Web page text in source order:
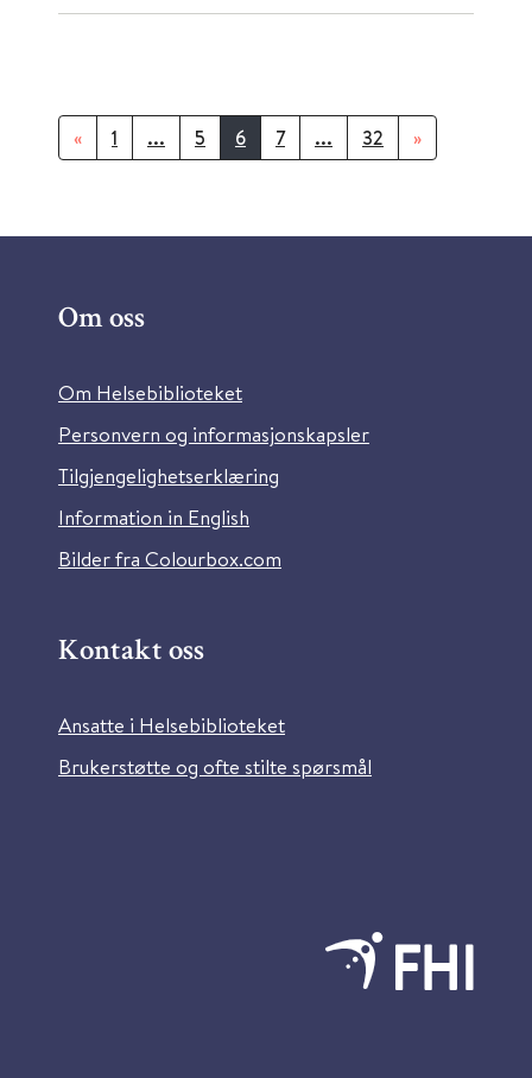
« 1 ... 5 6 7 ... 32 »
Om oss
Om Helsebiblioteket
Personvern og informasjonskapsler
Tilgjengelighetserklæring
Information in English
Bilder fra Colourbox.com
Kontakt oss
Ansatte i Helsebiblioteket
Brukerstøtte og ofte stilte spørsmål